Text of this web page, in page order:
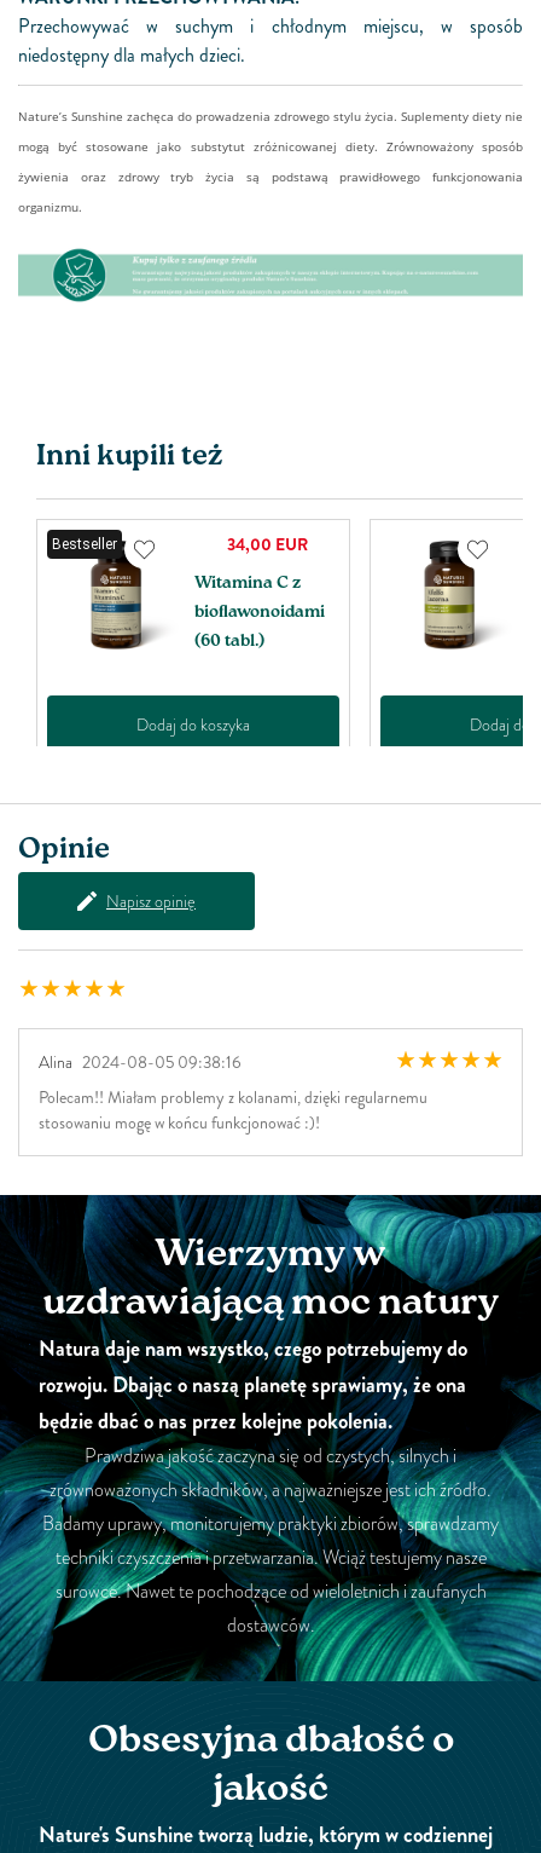
Przechowywać w suchym i chłodnym miejscu, w sposób
niedostępny dla małych dzieci.
Nature’s Sunshine zachęca do prowadzenia zdrowego stylu życia. Suplementy diety nie
mogą być stosowane jako substytut zróżnicowanej diety. Zrównoważony sposób
żywienia oraz zdrowy tryb życia są podstawą prawidłowego funkcjonowania
organizmu.
Inni kupili też
Bestseller 34,00 EUR
Witamina C z
bioﬂawonoidami
(60 tabl.)
Dodaj do koszyka Dodaj do
Opinie
Napisz opinię
Alina 2024-08-05 09:38:16
Polecam!! Miałam problemy z kolanami, dzięki regularnemu
stosowaniu mogę w końcu funkcjonować :)!
Wierzymy w
uzdrawiającą moc natury
Natura daje nam wszystko, czego potrzebujemy do
rozwoju. Dbając o naszą planetę sprawiamy, że ona
będzie dbać o nas przez kolejne pokolenia.
Prawdziwa jakość zaczyna się od czystych, silnych i
zrównoważonych składników, a najważniejsze jest ich źródło.
Badamy uprawy, monitorujemy praktyki zbiorów, sprawdzamy
techniki czyszczenia i przetwarzania. Wciąż testujemy nasze
surowce. Nawet te pochodzące od wieloletnich i zaufanych
dostawców.
Obsesyjna dbałość o
jakość
Nature's Sunshine tworzą ludzie, którym w codziennej